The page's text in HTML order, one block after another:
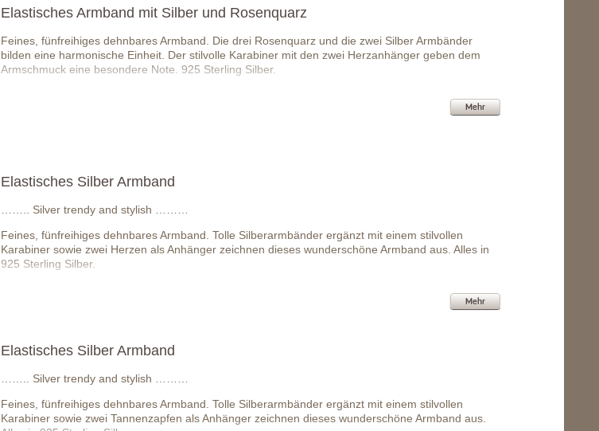
Elastisches Armband mit Silber und Rosenquarz
Feines, fünfreihiges dehnbares Armband. Die drei Rosenquarz und die zwei Silber Armbänder
bilden eine harmonische Einheit. Der stilvolle Karabiner mit den zwei Herzanhänger geben dem
Armschmuck eine besondere Note. 925 Sterling Silber.
Mehr
Elastisches Silber Armband
…….. Silver trendy and stylish ………
Feines, fünfreihiges dehnbares Armband. Tolle Silberarmbänder ergänzt mit einem stilvollen
Karabiner sowie zwei Herzen als Anhänger zeichnen dieses wunderschöne Armband aus. Alles in
925 Sterling Silber.
Mehr
Elastisches Silber Armband
…….. Silver trendy and stylish ………
Feines, fünfreihiges dehnbares Armband. Tolle Silberarmbänder ergänzt mit einem stilvollen
Karabiner sowie zwei Tannenzapfen als Anhänger zeichnen dieses wunderschöne Armband aus.